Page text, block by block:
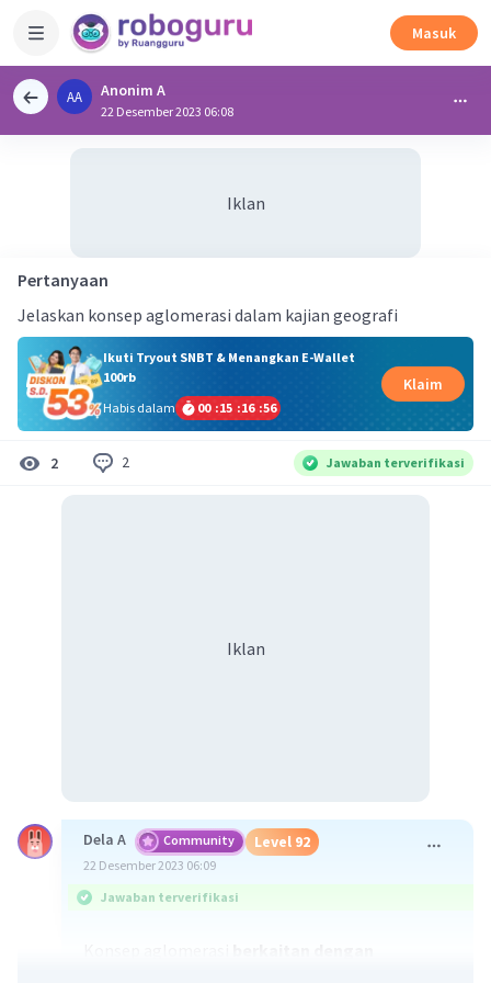
Masuk
AA Anonim A
22 Desember 2023 06:08
Iklan
Pertanyaan
Jelaskan konsep aglomerasi dalam kajian geografi
Ikuti Tryout SNBT & Menangkan E-Wallet
100rb
Habis dalam
00 :15 :16 :56
Klaim
2 2 Jawaban terverifikasi
Iklan
Dela A Community Level 92
22 Desember 2023 06:09
Jawaban terverifikasi